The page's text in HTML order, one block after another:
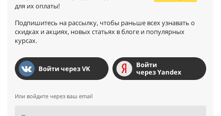
для их оплаты!
Подпишитесь на рассылку, чтобы раньше всех узнавать о
скидках и акциях, новых статьях в блоге и популярных
курсах.
Войти через VK
Войти
через Yandex
Или войдите через ваш email